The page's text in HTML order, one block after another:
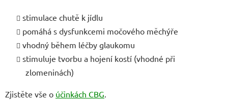
stimulace chutě k jídlu
pomáhá s dysfunkcemi močového měchýře
vhodný během léčby glaukomu
stimuluje tvorbu a hojení kostí (vhodné při
zlomeninách)
Zjistěte vše o účinkách CBG.